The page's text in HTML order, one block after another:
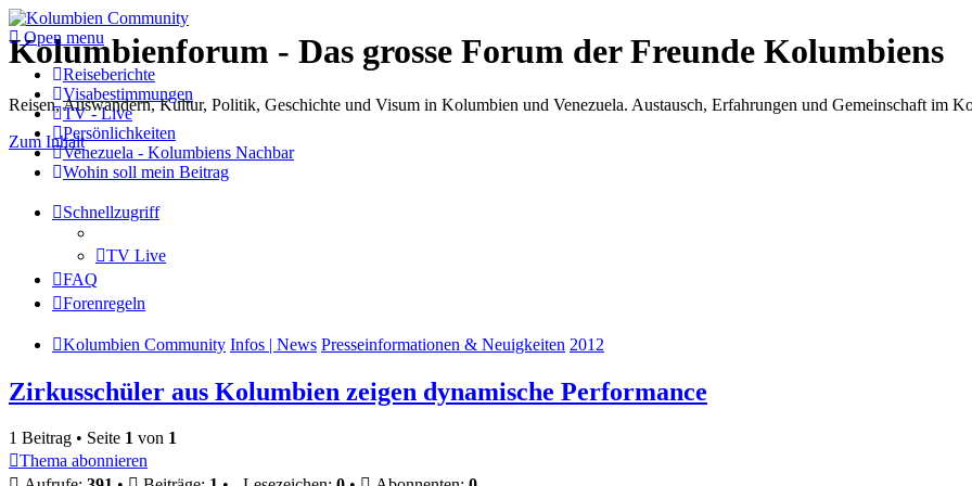
Kolumbienforum - Das grosse Forum der Freunde Kolumbiens
Reisen, Auswandern, Kultur, Politik, Geschichte und Visum in Kolumbien und Venezuela. Austausch, Erfahrungen und Gemeinschaft im
Zum Inhalt
Open menu
Reiseberichte
Visabestimmungen
TV - Live
Persönlichkeiten
Venezuela - Kolumbiens Nachbar
Wohin soll mein Beitrag
Schnellzugriff
TV Live
FAQ
Forenregeln
Kolumbien Community Infos | News Presseinformationen & Neuigkeiten 2012
Zirkusschüler aus Kolumbien zeigen dynamische Performance
1 Beitrag • Seite 1 von 1
Thema abonnieren